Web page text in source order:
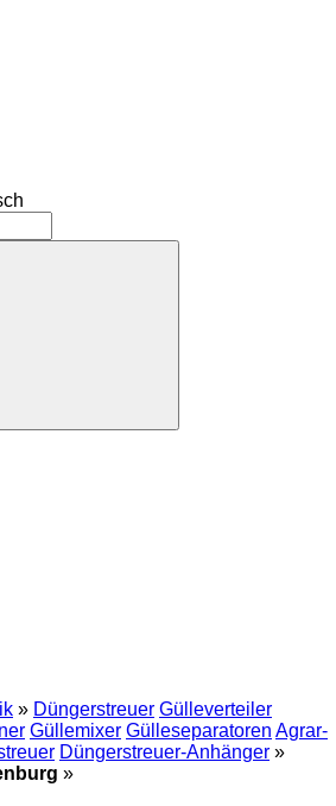
» Düngerstreuer Gülleverteiler
Güllemixer Gülleseparatoren Agrar-
Düngerstreuer-Anhänger »
»